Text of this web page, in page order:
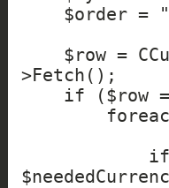
>Fetch();